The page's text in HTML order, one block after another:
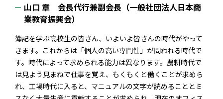
山口 章 会長代行兼副会長（一般社団法人日本商
業教育振興会）
簿記を学ぶ高校生の皆さん、いよいよ皆さんの時代がやって
きます。これからは「個人の高い専門性」が問われる時代で
す。時代によって求められる能力は異なります。農耕時代で
は見よう見まねで仕事を覚え、もくもくと働くことが求めら
れ、工場時代に入ると、マニュアルの文字が読めることとミ